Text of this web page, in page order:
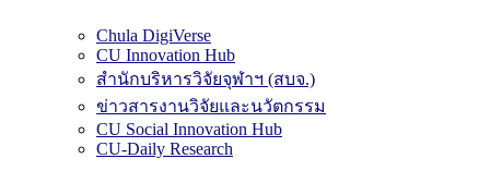
Chula DigiVerse
CU Innovation Hub
สำนักบริหารวิจัยจุฬาฯ (สบจ.)
ข่าวสารงานวิจัยและนวัตกรรม
CU Social Innovation Hub
CU-Daily Research